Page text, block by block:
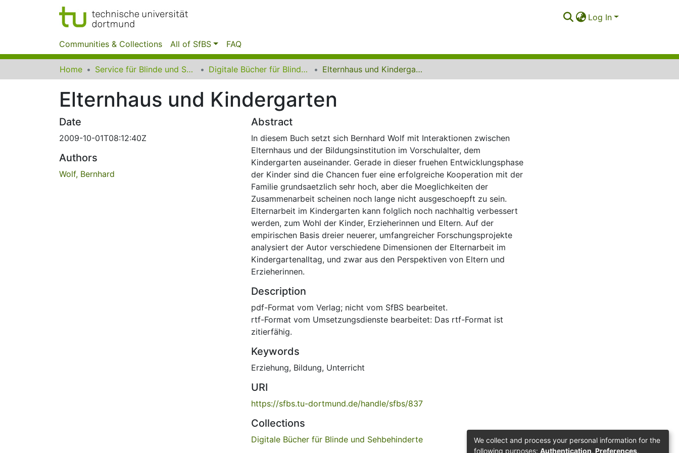
Log In
Communities & Collections All of SfBS FAQ
Home Service für Blinde und Sehbehinderte der UB Dortmund Digitale Bücher für Blinde und Sehbehinderte Elternhaus und Kindergarten
Elternhaus und Kindergarten
Date
2009-10-01T08:12:40Z
Authors
Wolf, Bernhard
Abstract
In diesem Buch setzt sich Bernhard Wolf mit Interaktionen zwischen
Elternhaus und der Bildungsinstitution im Vorschulalter, dem
Kindergarten auseinander. Gerade in dieser fruehen Entwicklungsphase
der Kinder sind die Chancen fuer eine erfolgreiche Kooperation mit der
Familie grundsaetzlich sehr hoch, aber die Moeglichkeiten der
Zusammenarbeit scheinen noch lange nicht ausgeschoepft zu sein.
Elternarbeit im Kindergarten kann folglich noch nachhaltig verbessert
werden, zum Wohl der Kinder, Erzieherinnen und Eltern. Auf der
empirischen Basis dreier neuerer, umfangreicher Forschungsprojekte
analysiert der Autor verschiedene Dimensionen der Elternarbeit im
Kindergartenalltag, und zwar aus den Perspektiven von Eltern und
Erzieherinnen.
Description
pdf-Format vom Verlag; nicht vom SfBS bearbeitet.
rtf-Format vom Umsetzungsdienste bearbeitet: Das rtf-Format ist
zitierfähig.
Keywords
Erziehung, Bildung, Unterricht
URI
https://sfbs.tu-dortmund.de/handle/sfbs/837
Collections
Digitale Bücher für Blinde und Sehbehinderte
We collect and process your personal information for the
following purposes: Authentication, Preferences,